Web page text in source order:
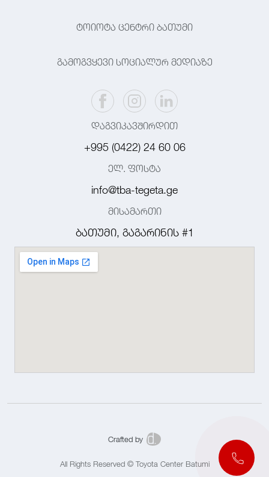
ტოიოტა ცენტრი ბათუმი
გამოგვყევი სოციალურ მედიაზე
დაგვიკავშირდით
+995 (0422) 24 60 06
ელ. ფოსტა
info@tba-tegeta.ge
მისამართი
ბათუმი, გაგარინის #1
All Rights Reserved © Toyota Center Batumi
Crafted by